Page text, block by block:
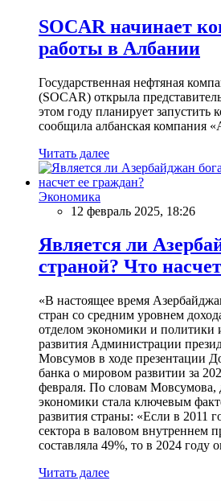
SOCAR начинает
работы в Албании
Государственная нефтяная
(SOCAR) открыла
этом году планирует запустить
сообщила албанская компания
Читать далее
Экономика
12 февраль 2025, 18:26
Является ли
страной? Что
«В настоящее время
стран со средним уровнем
отделом экономики и политики
развития Администрации
Мовсумов в ходе презентации
банка о мировом развитии за
февраля. По словам Мовсумова,
экономики стала ключевым
развития страны: «Если в 2011
сектора в валовом внутреннем
составляла 49%, то в 2024 году
Читать далее